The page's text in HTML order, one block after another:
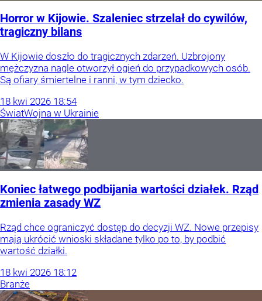
Horror w Kijowie. Szaleniec strzelał do cywilów,
tragiczny bilans
W Kijowie doszło do tragicznych zdarzeń. Uzbrojony
mężczyzna nagle otworzył ogień do przypadkowych osób.
Są ofiary śmiertelne i ranni, w tym dziecko.
18 kwi 2026 18:54
ŚwiatWojna w Ukrainie
Koniec łatwego podbijania wartości działek. Rząd
zmienia zasady WZ
Rząd chce ograniczyć dostęp do decyzji WZ. Nowe przepisy
mają ukrócić wnioski składane tylko po to, by podbić
wartość działki.
18 kwi 2026 18:12
Branże